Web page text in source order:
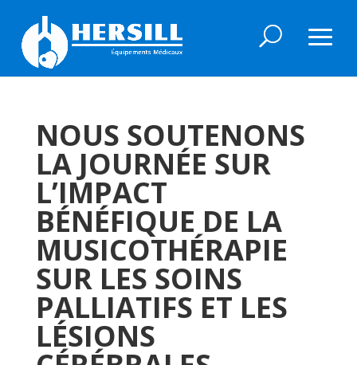
NOUS SOUTENONS
LA JOURNÉE SUR
L’IMPACT
BÉNÉFIQUE DE LA
MUSICOTHÉRAPIE
SUR LES SOINS
PALLIATIFS ET LES
LÉSIONS